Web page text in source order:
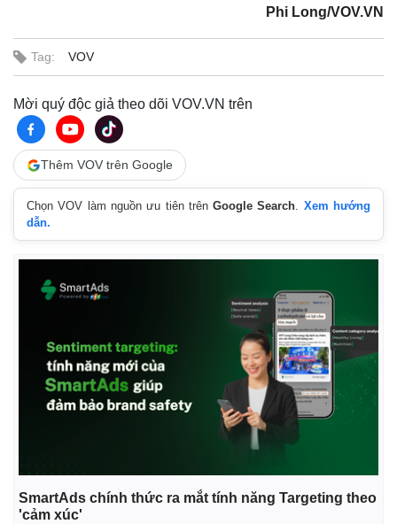
Thế giới thể thao
eSports
Hậu trường
Tư vấn
Phi Long/VOV.VN
Tag: VOV
Mời quý độc giả theo dõi VOV.VN trên
Thêm VOV trên Google
Chọn VOV làm nguồn ưu tiên trênGoogle Search. Xem hướng
dẫn.
SmartAds chính thức ra mắt tính năng Targeting theo
'cảm xúc'